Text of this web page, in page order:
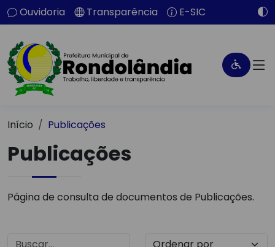
Ouvidoria Transparência E-SIC
Início Publicações
Publicações
Página de consulta de documentos de Publicações.